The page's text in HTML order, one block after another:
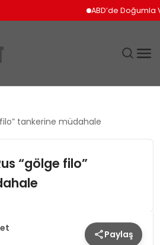
ABD’de Doğumla
tankerine müdahale
“gölge filo”
Paylaş